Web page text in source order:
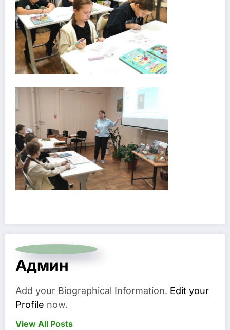
Админ
Add your Biographical Information. Edit your
Profile now.
View All Posts